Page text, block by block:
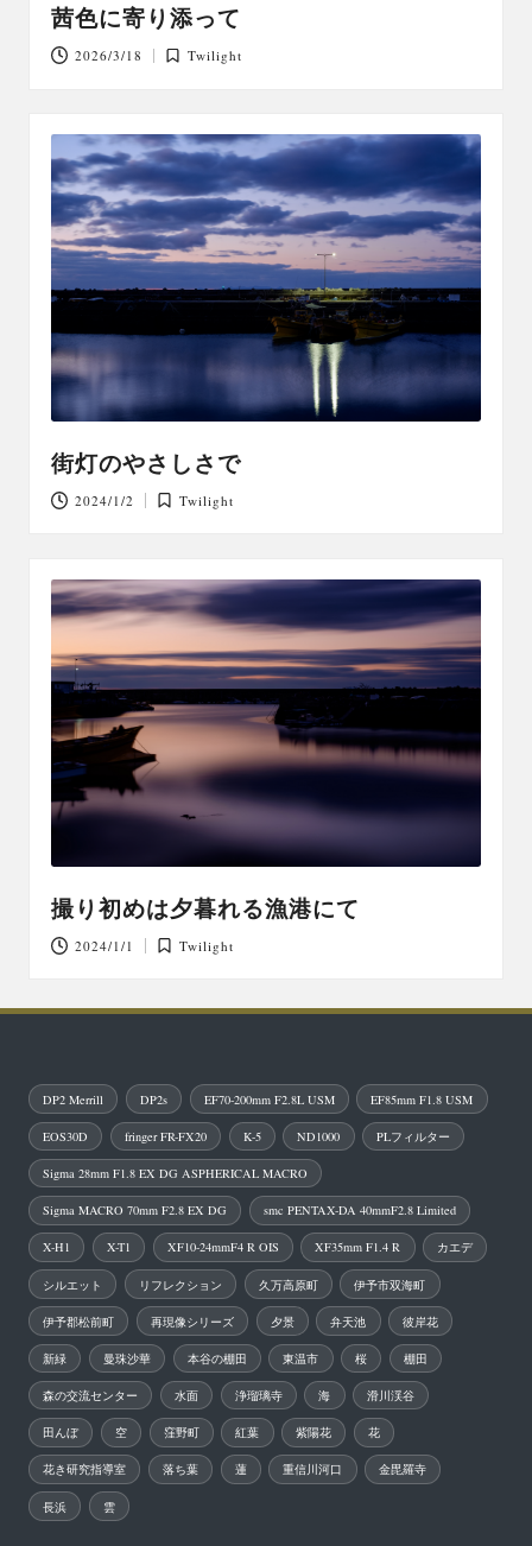
茜色に寄り添って
2026/3/18
Posted
Twilight
街灯のやさしさで
2024/1/2
Posted
Twilight
撮り初めは夕暮れる漁港にて
2024/1/1
Posted
Twilight
DP2 Merrill DP2s EF70-200mm F2.8L USM EF85mm F1.8 USM
EOS30D fringer FR-FX20 K-5 ND1000 PLフィルター
Sigma 28mm F1.8 EX DG ASPHERICAL MACRO
Sigma MACRO 70mm F2.8 EX DG smc PENTAX-DA 40mmF2.8 Limited
X-H1 X-T1 XF10-24mmF4 R OIS XF35mm F1.4 R カエデ
シルエット リフレクション 久万高原町 伊予市双海町
伊予郡松前町 再現像シリーズ 夕景 弁天池 彼岸花
新緑 曼珠沙華 本谷の棚田 東温市 桜 棚田
森の交流センター 水面 浄瑠璃寺 海 滑川渓谷
田んぼ 空 窪野町 紅葉 紫陽花 花
花き研究指導室 落ち葉 蓮 重信川河口 金毘羅寺
長浜 雲